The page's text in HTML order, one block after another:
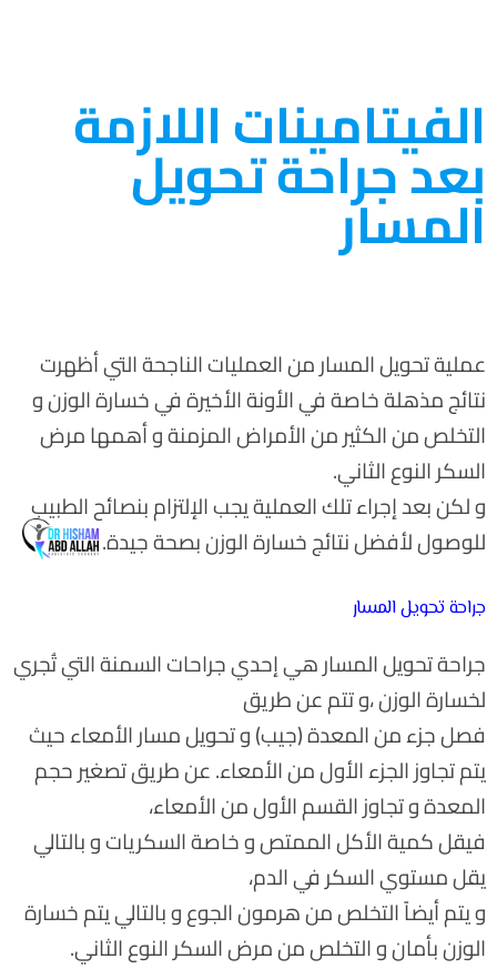
الفيتامينات اللازمة
بعد جراحة تحويل
المسار
عملية تحويل المسار من العمليات الناجحة التي أظهرت
نتائج مذهلة خاصة في الأونة الأخيرة في خسارة الوزن و
التخلص من الكثير من الأمراض المزمنة و أهمها مرض
السكر النوع الثاني.
و لكن بعد إجراء تلك العملية يجب الإلتزام بنصائح الطبيب
للوصول لأفضل نتائج خسارة الوزن بصحة جيدة.
جراحة تحويل المسار
جراحة تحويل المسار هي إحدي جراحات السمنة التي تُجري
لخسارة الوزن ،و تتم عن طريق
فصل جزء من المعدة (جيب) و تحويل مسار الأمعاء حيث
يتم تجاوز الجزء الأول من الأمعاء. عن طريق تصغير حجم
المعدة و تجاوز القسم الأول من الأمعاء،
فيقل كمية الأكل الممتص و خاصة السكريات و بالتالي
يقل مستوي السكر في الدم،
و يتم أيضاً التخلص من هرمون الجوع و بالتالي يتم خسارة
الوزن بأمان و التخلص من مرض السكر النوع الثاني.